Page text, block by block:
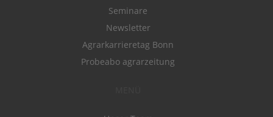
Seminare
Newsletter
Agrarkarrieretag Bonn
Probeabo agrarzeitung